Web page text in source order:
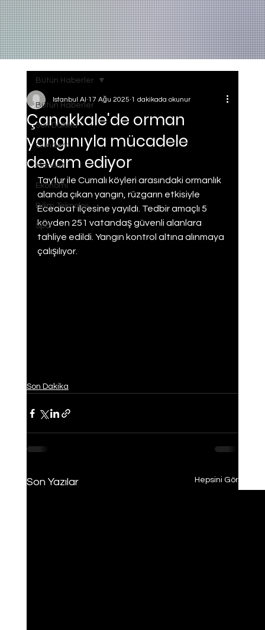
Bütün Haberler
Son Dakika
Gundem
Manset
Ekonomi
Bilim Teknoloji
Spor
Bütün Haberler
Çanakkale'de orman
yangınıyla mücadele
devam ediyor
Istanbul AI 17 Ağu 2025 1 dakikada okunur
Tayfur ile Cumalı köyleri arasındaki ormanlık
alanda çıkan yangın, rüzgarın etkisiyle
Eceabat ilçesine yayıldı. Tedbir amaçlı 5
köyden 251 vatandaş güvenli alanlara
tahliye edildi. Yangın kontrol altına alınmaya
çalışılıyor.
Son Dakika
Son Yazılar Hepsini Gör